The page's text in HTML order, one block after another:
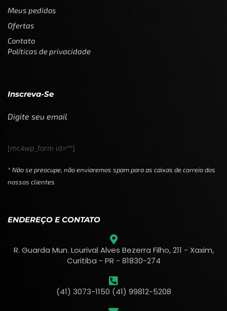
Meus pedidos
Ofertas
Contato
Políticas de privacidade
Inscreva-Se
Digite seu email
[mc4wp_form id=""]
* Não se preocupe, não enviaremos spam para as caixas de correio dos
nossos clientes
ENDEREÇO E CONTATO
R. Guarda Mun. Lourival Alves Bezerra Filho, 211 - Xaxim,
Curitiba - PR - 81830-274
(41) 3073-1150 (41) 99812-5208